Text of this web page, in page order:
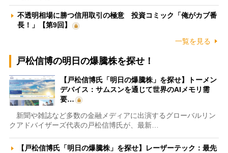
不透明相場に勝つ信用取引の極意 投資コミック「俺がカブ番
長！」【第9回】
一覧を見る
戸松信博の明日の爆騰株を探せ！
【戸松信博氏「明日の爆騰株」を探せ】トーメン
デバイス：サムスンを通じて世界のAIメモリ需
要…
新聞や雑誌など多数の金融メディアに出演するグローバルリン
クアドバイザーズ代表の戸松信博氏が、最新…
【戸松信博氏「明日の爆騰株」を探せ】レーザーテック：最先